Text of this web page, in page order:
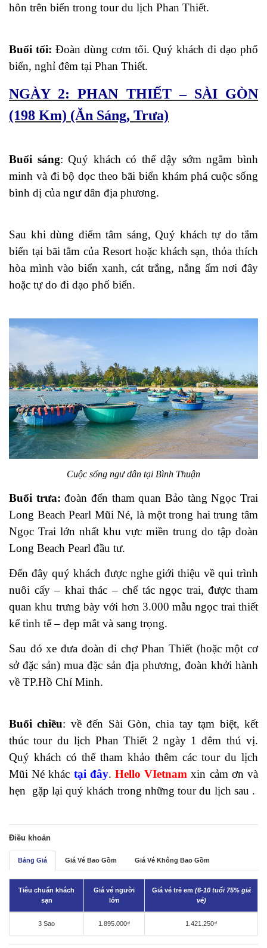
hôn trên biển trong tour du lịch Phan Thiết.
Buổi tối: Đoàn dùng cơm tối. Quý khách đi dạo phố
biển, nghỉ đêm tại Phan Thiết.
NGÀY 2: PHAN THIẾT – SÀI GÒN
(198 Km) (Ăn Sáng, Trưa)
Buổi sáng: Quý khách có thể dậy sớm ngắm bình
minh và đi bộ dọc theo bãi biển khám phá cuộc sống
bình dị của ngư dân địa phương.
Sau khi dùng điểm tâm sáng, Quý khách tự do tắm
biển tại bãi tắm của Resort hoặc khách sạn, thỏa thích
hòa mình vào biển xanh, cát trắng, nắng ấm nơi đây
hoặc tự do đi dạo phố biển.
Cuộc sống ngư dân tại Bình Thuận
Buổi trưa: đoàn đến tham quan Bảo tàng Ngọc Trai
Long Beach Pearl Mũi Né, là một trong hai trung tâm
Ngọc Trai lớn nhất khu vực miền trung do tập đoàn
Long Beach Pearl đầu tư.
Đến đây quý khách được nghe giới thiệu về qui trình
nuôi cấy – khai thác – chế tác ngọc trai, được tham
quan khu trưng bày với hơn 3.000 mẫu ngọc trai thiết
kế tinh tế – đẹp mắt và sang trọng.
Sau đó xe đưa đoàn đi chợ Phan Thiết (hoặc một cơ
sở đặc sản) mua đặc sản địa phương, đoàn khởi hành
về TP.Hồ Chí Minh.
Buổi chiều: về đến Sài Gòn, chia tay tạm biệt, kết
thúc tour du lịch Phan Thiết 2 ngày 1 đêm thú vị.
Quý khách có thể tham khảo thêm các tour du lịch
Mũi Né khác tại đây.Hello VIetnam xin cảm ơn và
hẹn gặp lại quý khách trong những tour du lịch sau .
Điều khoản
Bảng Giá Giá Vé Bao Gồm Giá Vé Không Bao Gồm
Tiêu chuẩn khách
sạn
Giá vé người
lớn
Giá vé trẻ em (6-10 tuổi 75% giá
vé)
3 Sao 1.895.000₫ 1.421.250₫